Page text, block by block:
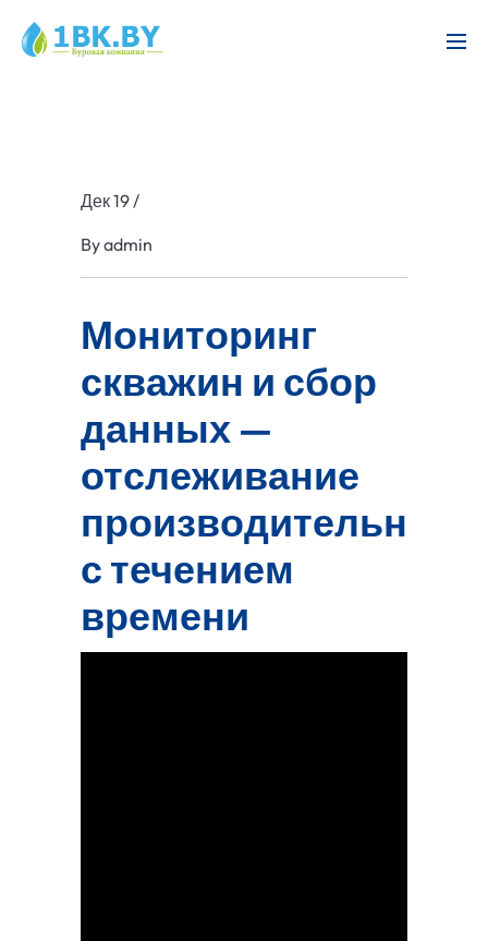
Дек 19/
Byadmin
Мониторинг
скважин и сбор
данных —
отслеживание
с течением
времени